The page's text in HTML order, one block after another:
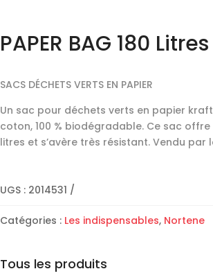
PAPER BAG 180
SACS DÉCHETS VERTS EN PAPIER
Un sac pour déchets verts en papier
coton, 100 % biodégradable. Ce sac offre
litres et s’avère très résistant. Vendu par
UGS : 2014531
Catégories : Les indispensables, Nortene
Tous les produits